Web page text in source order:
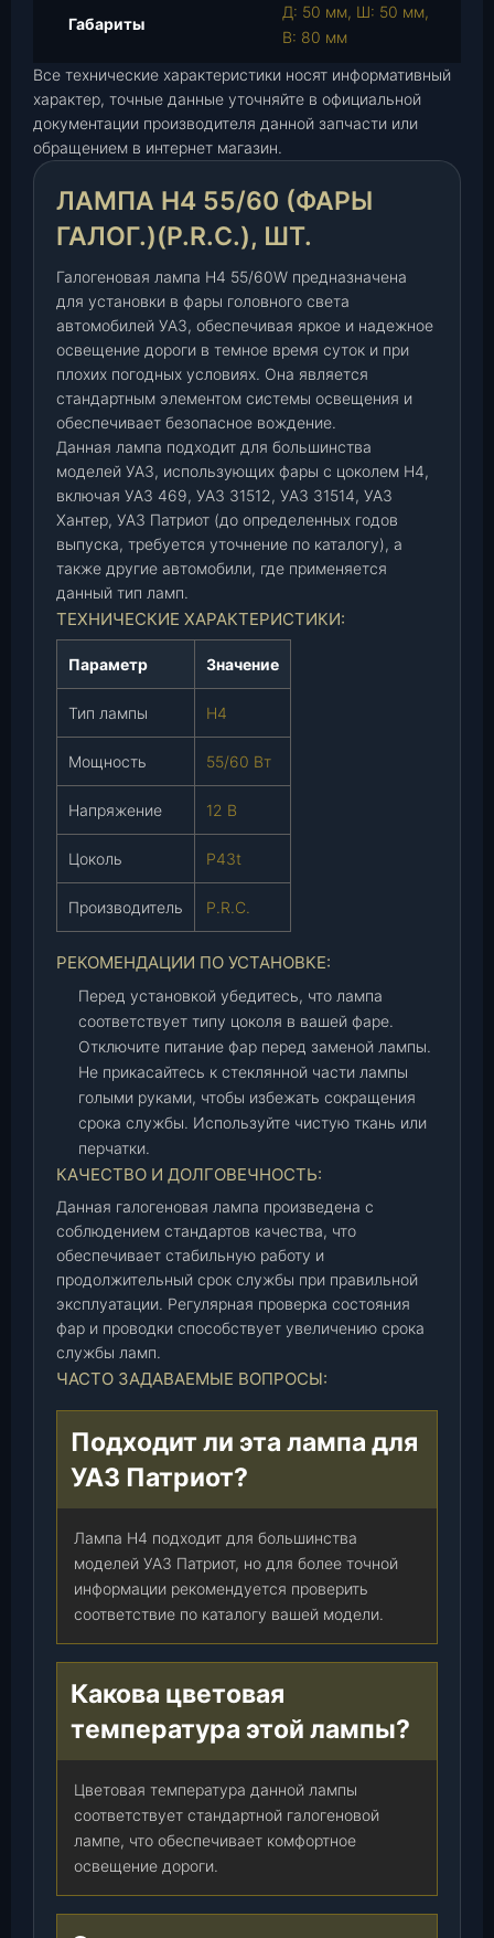
п
а
Н
4
5
/
6
0
(
ф
а
р
ы
г
а
л
о
г
(
P
C
)
ш
Габариты
Д: 50 мм, Ш: 50 мм,
В: 80 мм
Все технические характеристики носят информативный
характер, точные данные уточняйте в официальной
документации производителя данной запчасти или
обращением в интернет магазин.
ЛАМПА Н4 55/60 (ФАРЫ
ГАЛОГ.)(P.R.C.), ШТ.
Галогеновая лампа H4 55/60W предназначена
для установки в фары головного света
автомобилей УАЗ, обеспечивая яркое и надежное
освещение дороги в темное время суток и при
плохих погодных условиях. Она является
стандартным элементом системы освещения и
обеспечивает безопасное вождение.
Данная лампа подходит для большинства
моделей УАЗ, использующих фары с цоколем H4,
включая УАЗ 469, УАЗ 31512, УАЗ 31514, УАЗ
Хантер, УАЗ Патриот (до определенных годов
выпуска, требуется уточнение по каталогу), а
также другие автомобили, где применяется
данный тип ламп.
ТЕХНИЧЕСКИЕ ХАРАКТЕРИСТИКИ:
Параметр Значение
Тип лампы H4
Мощность 55/60 Вт
Напряжение 12 В
Цоколь P43t
Производитель P.R.C.
РЕКОМЕНДАЦИИ ПО УСТАНОВКЕ:
Перед установкой убедитесь, что лампа
соответствует типу цоколя в вашей фаре.
Отключите питание фар перед заменой лампы.
Не прикасайтесь к стеклянной части лампы
голыми руками, чтобы избежать сокращения
срока службы. Используйте чистую ткань или
перчатки.
КАЧЕСТВО И ДОЛГОВЕЧНОСТЬ:
Данная галогеновая лампа произведена с
соблюдением стандартов качества, что
обеспечивает стабильную работу и
продолжительный срок службы при правильной
эксплуатации. Регулярная проверка состояния
фар и проводки способствует увеличению срока
службы ламп.
ЧАСТО ЗАДАВАЕМЫЕ ВОПРОСЫ:
Подходит ли эта лампа для
УАЗ Патриот?
Лампа H4 подходит для большинства
моделей УАЗ Патриот, но для более точной
информации рекомендуется проверить
соответствие по каталогу вашей модели.
Какова цветовая
температура этой лампы?
Цветовая температура данной лампы
соответствует стандартной галогеновой
лампе, что обеспечивает комфортное
освещение дороги.